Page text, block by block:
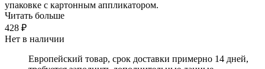
упаковке с картонным аппликатором.
Читать больше
428 ₽
Нет в наличии
Европейский товар, срок доставки примерно 14 дней,